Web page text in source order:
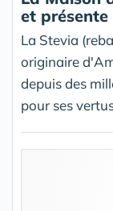
et
La Stevia
originaire
depuis des
pour ses